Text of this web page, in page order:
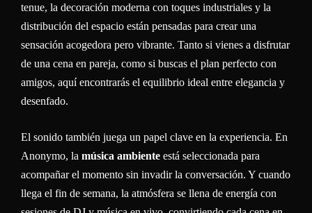
tenue, la decoración moderna con toques industriales y la
distribución del espacio están pensadas para crear una
sensación acogedora pero vibrante. Tanto si vienes a disfrutar
de una cena en pareja, como si buscas el plan perfecto con
amigos, aquí encontrarás el equilibrio ideal entre elegancia y
desenfado.
El sonido también juega un papel clave en la experiencia. En
Anonymo, la música ambiente está seleccionada para
acompañar el momento sin invadir la conversación. Y cuando
llega el fin de semana, la atmósfera se llena de energía con